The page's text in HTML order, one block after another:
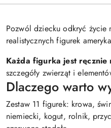
Pozwól dziecku odkryć życie
realistycznych figurek
Każda figurka jest ręcznie
szczegóły zwierząt i
Dlaczego warto
Zestaw 11 figurek: krowa,
niemiecki, kogut, rolnik,